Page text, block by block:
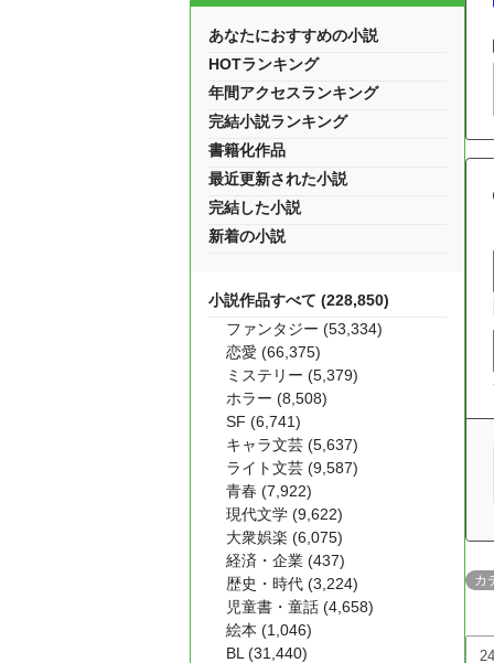
カ
あなたにおすすめの小説
HOTランキング
年間アクセスランキング
完結小説ランキング
書籍化作品
最近更新された小説
完結した小説
新着の小説
小説作品すべて (228,850)
ファンタジー (53,334)
恋愛 (66,375)
ミステリー (5,379)
ホラー (8,508)
SF (6,741)
キャラ文芸 (5,637)
ライト文芸 (9,587)
青春 (7,922)
現代文学 (9,622)
大衆娯楽 (6,075)
経済・企業 (437)
歴史・時代 (3,224)
児童書・童話 (4,658)
絵本 (1,046)
BL (31,440)